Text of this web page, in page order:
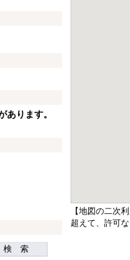
ります。
検 索
【地図の二次
超えて、許可